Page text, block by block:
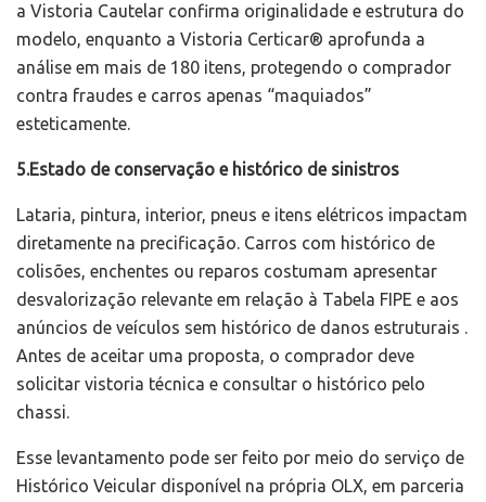
a Vistoria Cautelar confirma originalidade e estrutura do
modelo, enquanto a Vistoria Certicar® aprofunda a
análise em mais de 180 itens, protegendo o comprador
contra fraudes e carros apenas “maquiados”
esteticamente.
5.Estado de conservação e histórico de sinistros
Lataria, pintura, interior, pneus e itens elétricos impactam
diretamente na precificação. Carros com histórico de
colisões, enchentes ou reparos costumam apresentar
desvalorização relevante em relação à Tabela FIPE e aos
anúncios de veículos sem histórico de danos estruturais .
Antes de aceitar uma proposta, o comprador deve
solicitar vistoria técnica e consultar o histórico pelo
chassi.
Esse levantamento pode ser feito por meio do serviço de
Histórico Veicular disponível na própria OLX, em parceria